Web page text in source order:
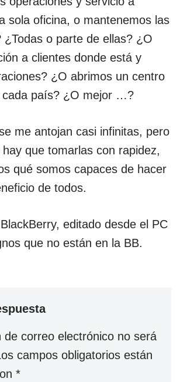
sola oficina, o mantenemos las
¿Todas o parte de ellas? ¿O
a clientes donde está y
¿O abrimos un centro
cada país? ¿O mejor …?
me antojan casi infinitas, pero
hay que tomarlas con rapidez,
qué somos capaces de hacer
de todos.
editado desde el PC
que no están en la BB.
de correo electrónico no será
campos obligatorios están
*